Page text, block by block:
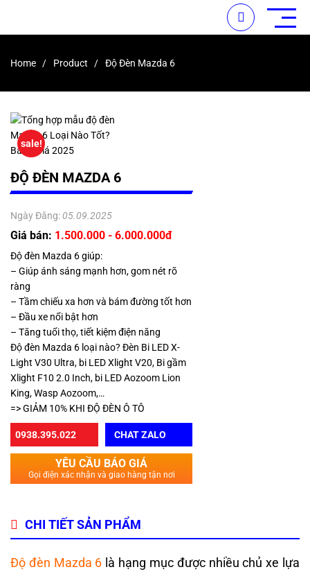
Home Product Độ Đèn Mazda 6
sale!
ĐỘ ĐÈN MAZDA 6
Ngày Đăng:05.09.2025
Giá bán: 1.500.000 - 6.000.000đ
Độ đèn Mazda 6 giúp:
– Giúp ánh sáng mạnh hơn, gom nét rõ
ràng
– Tầm chiếu xa hơn và bám đường tốt hơn
– Đầu xe nổi bật hơn
– Tăng tuổi thọ, tiết kiệm điện năng
Độ đèn Mazda 6 loại nào? Đèn Bi LED X-
Light V30 Ultra, bi LED Xlight V20, Bi gầm
Xlight F10 2.0 Inch, bi LED Aozoom Lion
King, Wasp Aozoom,…
=> GIẢM 10% KHI ĐỘ ĐÈN Ô TÔ
0938.395.022 CHAT ZALO
YÊU CẦU BÁO GIÁ
Gọi điện xác nhận và giao hàng tận nơi
CHI TIẾT SẢN PHẨM
Độ đèn Mazda 6 là hạng mục được nhiều chủ xe lựa